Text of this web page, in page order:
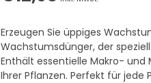
Erzeugen Sie üppiges
Wachstumsdünger, der
Enthält essentielle Makro-
Ihrer Pflanzen. Perfekt für jede